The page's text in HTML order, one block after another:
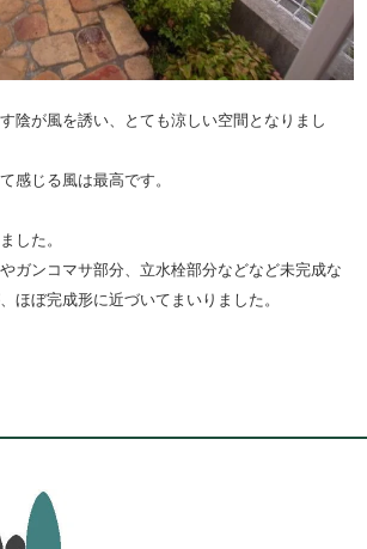
陰が風を誘い、とても涼しい空間となりまし
感じる風は最高です。
した。
ガンコマサ部分、立水栓部分などなど未完成な
ほぼ完成形に近づいてまいりました。